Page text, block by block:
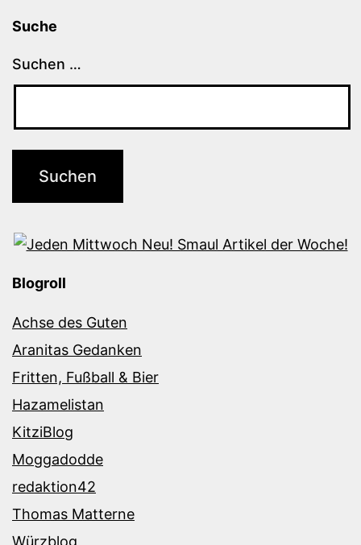
Suche
Suchen …
Blogroll
Achse des Guten
Aranitas Gedanken
Fritten, Fußball & Bier
Hazamelistan
KitziBlog
Moggadodde
redaktion42
Thomas Matterne
Würzblog